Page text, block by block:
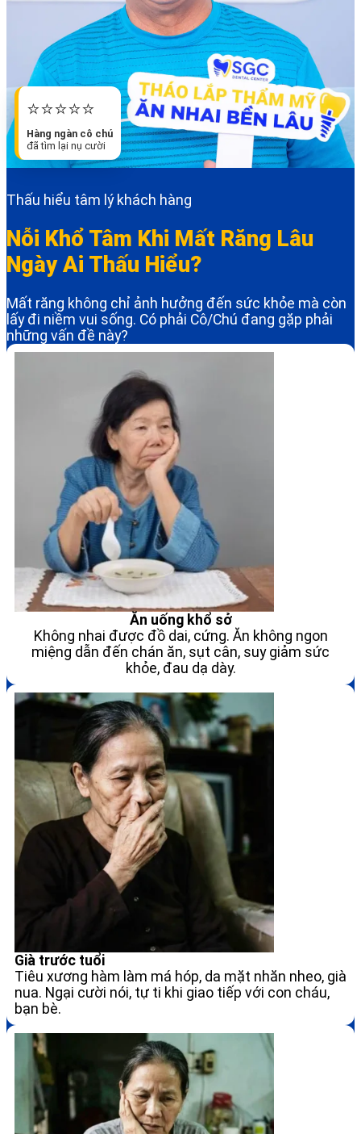
⭐️⭐️⭐️⭐️⭐️
Hàng ngàn cô chú
đã tìm lại nụ cười
Thấu hiểu tâm lý khách hàng
Nỗi Khổ Tâm Khi Mất Răng Lâu
Ngày Ai Thấu Hiểu?
Mất răng không chỉ ảnh hưởng đến sức khỏe mà còn
lấy đi niềm vui sống. Có phải Cô/Chú đang gặp phải
những vấn đề này?
Ăn uống khổ sở
Không nhai được đồ dai, cứng. Ăn không ngon
miệng dẫn đến chán ăn, sụt cân, suy giảm sức
khỏe, đau dạ dày.
Già trước tuổi
Tiêu xương hàm làm má hóp, da mặt nhăn nheo, già
nua. Ngại cười nói, tự ti khi giao tiếp với con cháu,
bạn bè.